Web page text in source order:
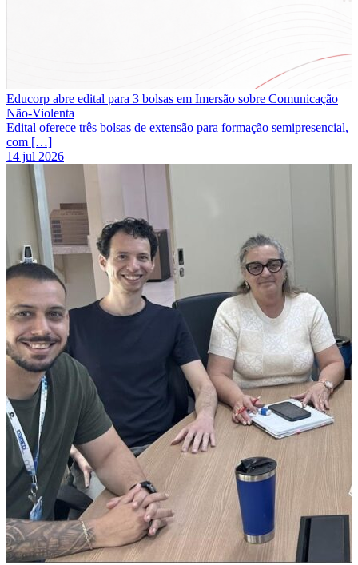
Educorp abre edital para 3 bolsas em Imersão sobre Comunicação
Não-Violenta
Edital oferece três bolsas de extensão para formação semipresencial,
com […]
14 jul 2026